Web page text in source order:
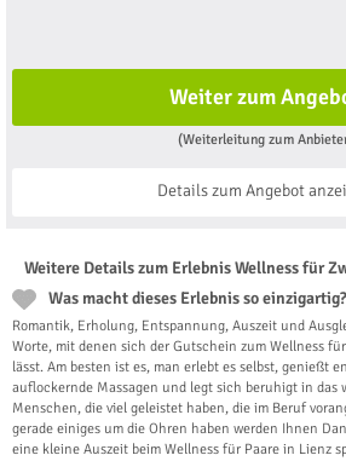
Weiter zum
(Weiterleitung zum
Details zum Angebot
Weitere Details zum Erlebnis Wellness für
Was macht dieses Erlebnis so einzigartig?
Romantik, Erholung, Entspannung, Auszeit und
Worte, mit denen sich der Gutschein zum Wellness
lässt. Am besten ist es, man erlebt es selbst, genießt
auflockernde Massagen und legt sich beruhigt in das
Menschen, die viel geleistet haben, die im Beruf
gerade einiges um die Ohren haben werden Ihnen
eine kleine Auszeit beim Wellness für Paare in Lienz